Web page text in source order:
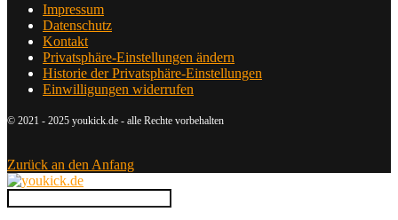
Impressum
Datenschutz
Kontakt
Privatsphäre-Einstellungen ändern
Historie der Privatsphäre-Einstellungen
Einwilligungen widerrufen
© 2021 - 2025 youkick.de - alle Rechte vorbehalten
Zurück an den Anfang